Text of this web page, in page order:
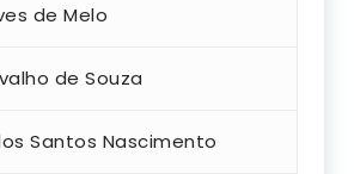
de Melo
de Souza
Santos Nascimento